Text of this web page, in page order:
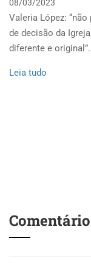
08/03/2023
Valeria López:
de decisão da
diferente e original”.
Leia tudo